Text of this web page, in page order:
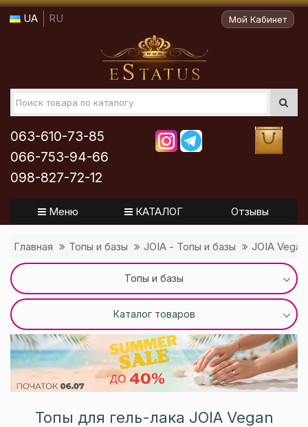
UA RU Мой Кабинет
063-610-73-85
066-753-94-66
098-827-72-12
Меню КАТАЛОГ Отзывы
Главная Топы и базы JOIA - Топы и базы JOIA
Топы и базы
Каталог товаров
Топы для гель-лака JOIA Vegan